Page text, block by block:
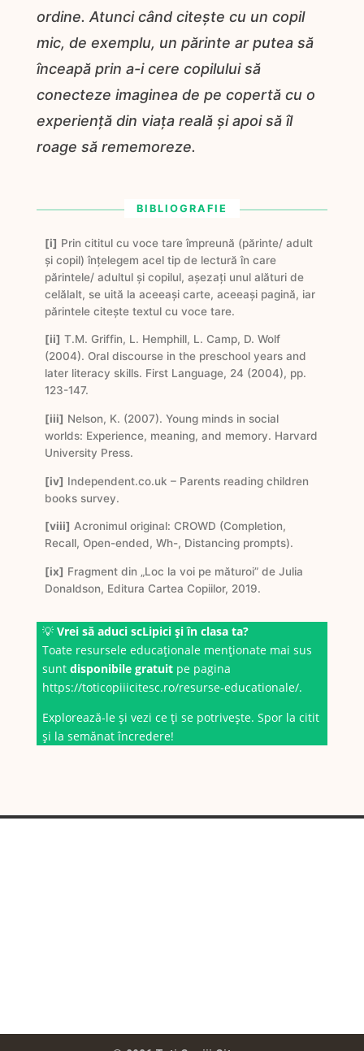
ordine. Atunci când citește cu un copil
mic, de exemplu, un părinte ar putea să
înceapă prin a-i cere copilului să
conecteze imaginea de pe copertă cu o
experiență din viața reală și apoi să îl
roage să rememoreze.
BIBLIOGRAFIE
[i] Prin cititul cu voce tare împreună (părinte/ adult
și copil) înțelegem acel tip de lectură în care
părintele/ adultul și copilul, așezați unul alături de
celălalt, se uită la aceeași carte, aceeași pagină, iar
părintele citește textul cu voce tare.
[ii] T.M. Griffin, L. Hemphill, L. Camp, D. Wolf
(2004). Oral discourse in the preschool years and
later literacy skills. First Language, 24 (2004), pp.
123-147.
[iii] Nelson, K. (2007). Young minds in social
worlds: Experience, meaning, and memory. Harvard
University Press.
[iv] Independent.co.uk – Parents reading children
books survey.
[viii] Acronimul original: CROWD (Completion,
Recall, Open-ended, Wh-, Distancing prompts).
[ix] Fragment din „Loc la voi pe măturoi” de Julia
Donaldson, Editura Cartea Copiilor, 2019.
💡 Vrei să aduci scLipici și în clasa ta?
Toate resursele educaționale menționate mai sus
sunt disponibile gratuitpe pagina
https://toticopiiicitesc.ro/resurse-educationale/.
Explorează-le și vezi ce ți se potrivește. Spor la citit
și la semănat încredere!